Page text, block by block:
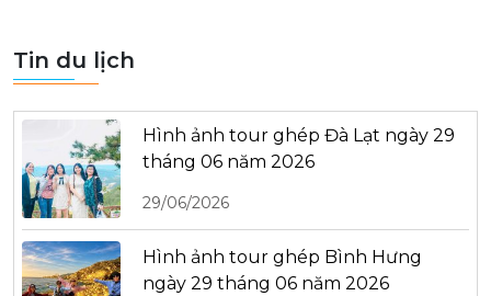
Tin du lịch
Hình ảnh tour ghép Đà Lạt ngày 29
tháng 06 năm 2026
29/06/2026
Hình ảnh tour ghép Bình Hưng
ngày 29 tháng 06 năm 2026